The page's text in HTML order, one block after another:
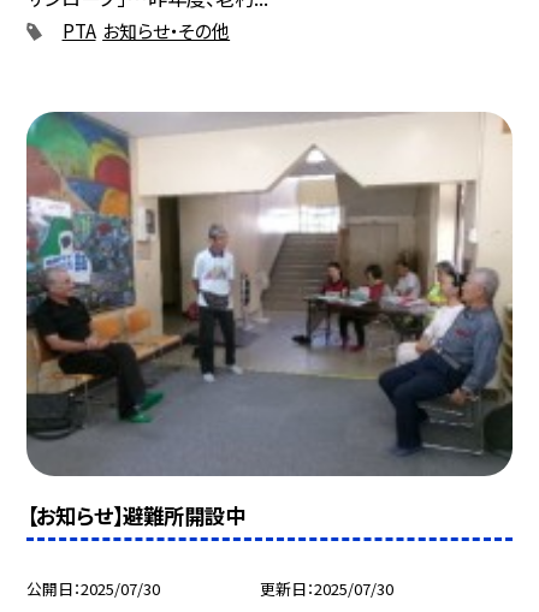
PTA お知らせ・その他
【お知らせ】避難所開設中
公開日 2025/07/30 更新日 2025/07/30